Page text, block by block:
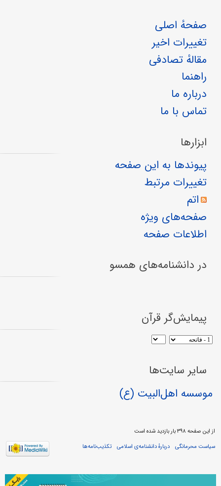
صفحهٔ اصلی
تغییرات اخیر
مقالهٔ تصادفی
راهنما
درباره ما
تماس با ما
ابزارها
پیوندها به این صفحه
تغییرات مرتبط
اتم
صفحه‌های ویژه
اطلاعات صفحه
در دانشنامه‌های همسو
پیمایش‌گر قرآن
سایر سایت‌ها
موسسه اهل‌البیت (ع)
از این صفحه ۳۹۸ بار بازدید شده است
سیاست محرمانگی
دربارهٔ دانشنامه‌ی اسلامی تکذیب‌نامه‌ها